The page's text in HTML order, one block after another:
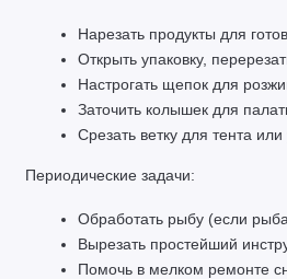
Нарезать продукты для
Открыть упаковку,
Настрогать щепок для
Заточить колышек для
Срезать ветку для тента или
Периодические задачи:
Обработать рыбу (если
Вырезать простейший
Помочь в мелком ремонте